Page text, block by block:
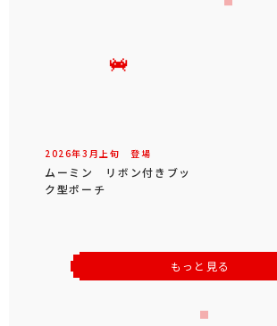
2026年3 月 上旬 登場
ムーミン リボン付きブッ
ク型ポーチ
もっと見る